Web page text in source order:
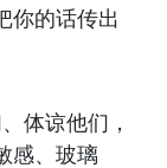
你的话传出
体谅他们，
感、玻璃